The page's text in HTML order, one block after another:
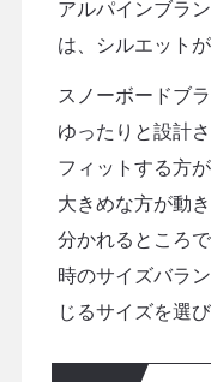
アルパインブラ
は、シルエット
スノーボードブ
ゆったりと設計
フィットする方
大きめな方が動
分かれるところ
時のサイズバラ
じるサイズを選